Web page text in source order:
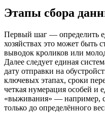
Этапы сбора
Первый шаг — определить
хозяйствах это может быть
выводок кроликов или
Далее следует единая
дату отправки на
ключевых этапах, сроки
четкая нумерация особей и
«выживания» — например,
только до определённого